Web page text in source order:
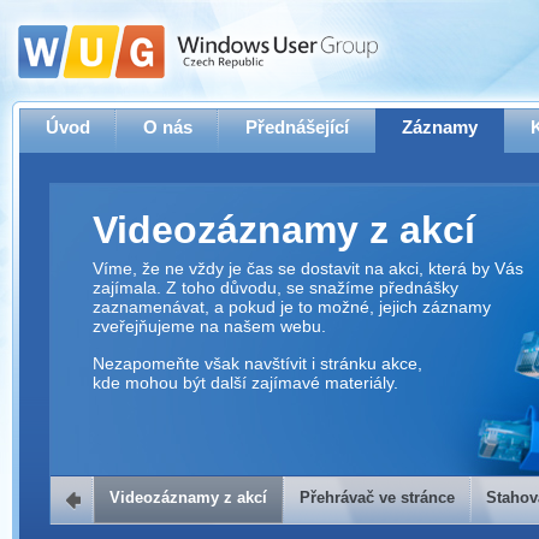
Úvod O nás Přednášející Záznamy
Videozáznamy z akcí
Víme, že ne vždy je čas se dostavit na akci, která by Vás
zajímala. Z toho důvodu, se snažíme přednášky
zaznamenávat, a pokud je to možné, jejich záznamy
zveřejňujeme na našem webu.
Nezapomeňte však navštívit i stránku akce,
kde mohou být další zajímavé materiály.
Přehrávač ve stránce
Videozáznamy z akcí Přehrávač ve stránce